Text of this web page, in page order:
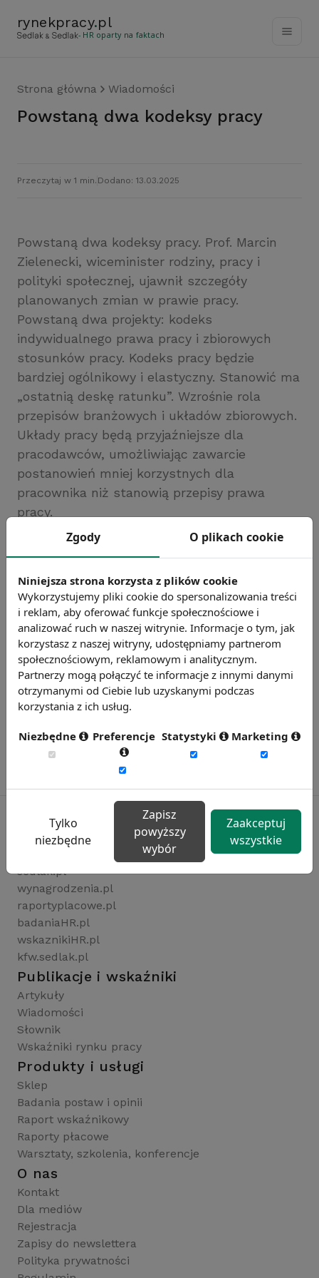
rynekpracy.pl
- HR oparty na faktach
Strona główna Wiadomości
Powstaną dwa kodeksy pracy
Przeczytaj w 1 min. Dodano: 13.03.2025
Powstaną dwa kodeksy pracy. Prof. Marcin
Zielenecki, wiceminister rodziny, pracy i
polityki społecznej, ujawnił szczegóły
planowanych zmian w prawie pracy.
Powstaną dwa projekty: kodeks
indywidualnego prawa pracy i zbiorowych
stosunków pracy. Kodeks pracy będzie
bardziej ogólnikowy i elastyczny. Stanowić ma
„ostatnią deskę ratunku”. Wzrośnie rola
przepisów branżowych i układów zbiorowych.
Układy pracy będą przyjaźniejsze dla
pracodawców, umożliwiając zawarcie
postanowień mniej korzystnych dla
pracownika niż stanowią przepisy prawa
pracy.
Źródło: rzeczpospolita
Chcesz wiedzieć więcej?
Rynekpracy.pl
sedlak.pl
wynagrodzenia.pl
raportyplacowe.pl
badaniaHR.pl
wskaznikiHR.pl
kfw.sedlak.pl
Publikacje i wskaźniki
Artykuły
Wiadomości
Słownik
Wskaźniki rynku pracy
Produkty i usługi
Sklep
Badania postaw i opinii
Raport wskaźnikowy
Raporty płacowe
Warsztaty, szkolenia, konferencje
O nas
Kontakt
Dla mediów
Rejestracja
Zapisy do newslettera
Polityka prywatności
Zgody O plikach cookie
Niniejsza strona korzysta z plików cookie
Wykorzystujemy pliki cookie do spersonalizowania treści
i reklam, aby oferować funkcje społecznościowe i
analizować ruch w naszej witrynie. Informacje o tym, jak
korzystasz z naszej witryny, udostępniamy partnerom
społecznościowym, reklamowym i analitycznym.
Partnerzy mogą połączyć te informacje z innymi danymi
otrzymanymi od Ciebie lub uzyskanymi podczas
korzystania z ich usług.
Niezbędne Preferencje Statystyki Marketing
Tylko
niezbędne
Zapisz
powyższy
wybór
Zaakceptuj
wszystkie